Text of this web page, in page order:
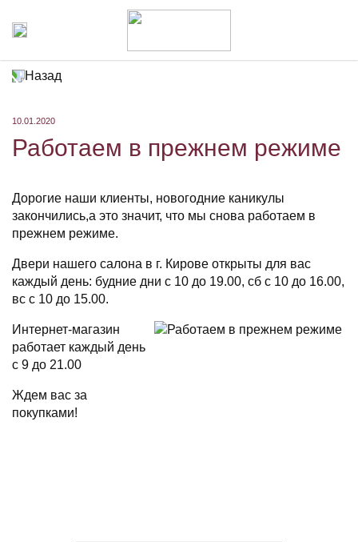
Назад
10.01.2020
Работаем в прежнем режиме
Дорогие наши клиенты, новогодние каникулы
закончились,а это значит, что мы снова работаем в
прежнем режиме.
Двери нашего салона в г. Кирове открыты для вас
каждый день: будние дни с 10 до 19.00, сб с 10 до 16.00,
вс с 10 до 15.00.
Интернет-магазин
работает каждый день
с 9 до 21.00
Ждем вас за
покупками!